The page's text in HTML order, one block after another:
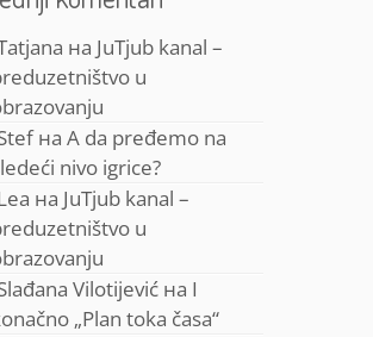
на JuTjub kanal –
u
на A da pređemo na
nivo igrice?
на JuTjub kanal –
u
Vilotijević на I
„Plan toka časa“